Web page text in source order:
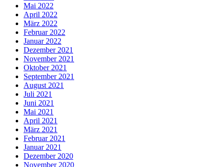
Mai 2022
April 2022
März 2022
Februar 2022
Januar 2022
Dezember 2021
November 2021
Oktober 2021
September 2021
August 2021
Juli 2021
Juni 2021
Mai 2021
April 2021
März 2021
Februar 2021
Januar 2021
Dezember 2020
November 2020